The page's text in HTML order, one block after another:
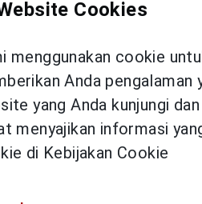
i-
Cookies
menggunakan cookie
Anda pengalaman
yang Anda kunjungi
menyajikan informasi
di Kebijakan Cookie